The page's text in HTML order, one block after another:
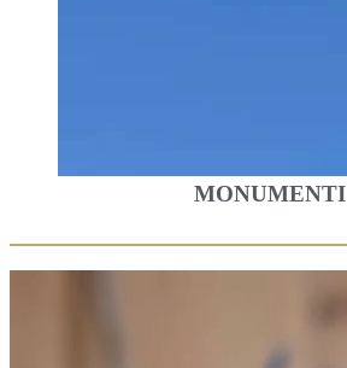
MONUMENTI